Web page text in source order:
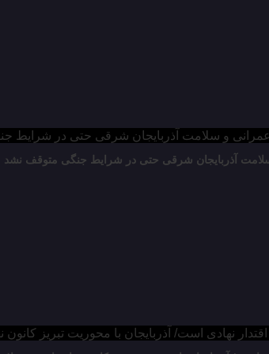
آذربایجان شرقی حتی در شرایط جنگی متوقف نشد